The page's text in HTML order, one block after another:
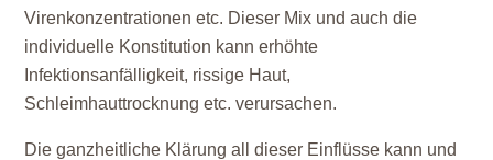
Virenkonzentrationen etc. Dieser Mix und auch die
individuelle Konstitution kann erhöhte
Infektionsanfälligkeit, rissige Haut,
Schleimhauttrocknung etc. verursachen.
Die ganzheitliche Klärung all dieser Einflüsse kann und